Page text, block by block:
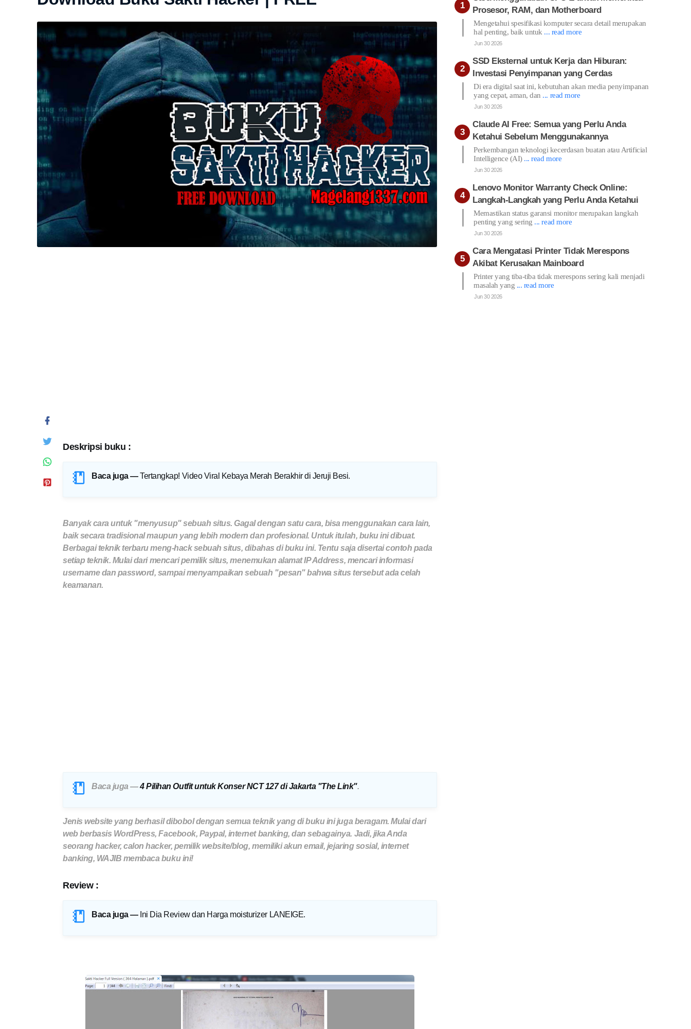
Deskripsi buku :
Baca juga — Tertangkap! Video Viral Kebaya Merah Berakhir di Jeruji Besi.
Banyak cara untuk "menyusup" sebuah situs. Gagal dengan satu cara, bisa menggunakan cara lain,
baik secara tradisional maupun yang lebih modern dan profesional. Untuk itulah, buku ini dibuat.
Berbagai teknik terbaru meng-hack sebuah situs, dibahas di buku ini. Tentu saja disertai contoh pada
setiap teknik. Mulai dari mencari pemilik situs, menemukan alamat IP Address, mencari informasi
username dan password, sampai menyampaikan sebuah "pesan" bahwa situs tersebut ada celah
keamanan.
Baca juga — 4 Pilihan Outfit untuk Konser NCT 127 di Jakarta "The Link".
Jenis website yang berhasil dibobol dengan semua teknik yang di buku ini juga beragam. Mulai dari
web berbasis WordPress, Facebook, Paypal, internet banking, dan sebagainya. Jadi, jika Anda
seorang hacker, calon hacker, pemilik website/blog, memiliki akun email, jejaring sosial, internet
banking, WAJIB membaca buku ini!
Review :
Baca juga — Ini Dia Review dan Harga moisturizer LANEIGE.
Prosesor, RAM, dan Motherboard
Mengetahui spesifikasi komputer secara detail merupakan
hal penting, baik untuk ... read more
Jun 30 2026
SSD Eksternal untuk Kerja dan Hiburan:
Investasi Penyimpanan yang Cerdas
Di era digital saat ini, kebutuhan akan media penyimpanan
yang cepat, aman, dan ... read more
Jun 30 2026
Claude AI Free: Semua yang Perlu Anda
Ketahui Sebelum Menggunakannya
Perkembangan teknologi kecerdasan buatan atau Artificial
Intelligence (AI) ... read more
Jun 30 2026
Lenovo Monitor Warranty Check Online:
Langkah-Langkah yang Perlu Anda Ketahui
Memastikan status garansi monitor merupakan langkah
penting yang sering ... read more
Jun 30 2026
Cara Mengatasi Printer Tidak Merespons
Akibat Kerusakan Mainboard
Printer yang tiba-tiba tidak merespons sering kali menjadi
masalah yang ... read more
Jun 30 2026